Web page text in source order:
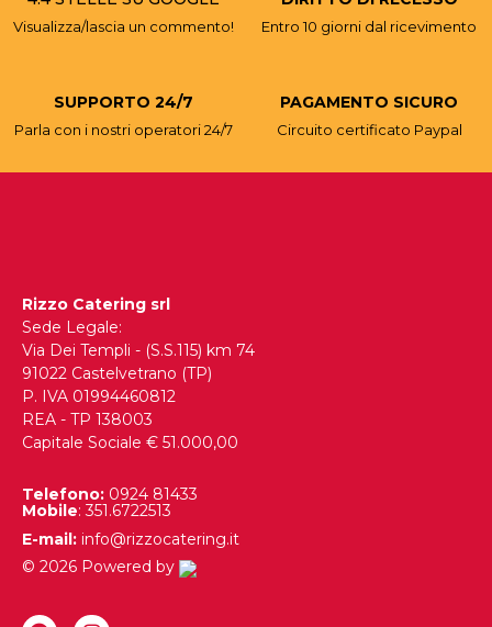
Visualizza/lascia un commento! Entro 10 giorni dal ricevimento
SUPPORTO 24/7
Parla con i nostri operatori 24/7
PAGAMENTO SICURO
Circuito certificato Paypal
Rizzo Catering srl
Sede Legale:
Via Dei Templi - (S.S.115) km 74
91022 Castelvetrano (TP)
P. IVA 01994460812
REA - TP 138003
Capitale Sociale € 51.000,00
Telefono: 0924 81433
Mobile: 351.6722513
E-mail: info@rizzocatering.it
© 2026 Powered by